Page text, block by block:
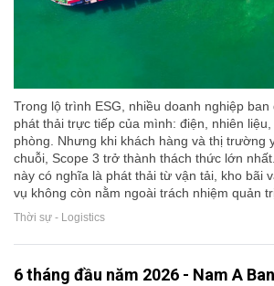
Trong lộ trình ESG, nhiều doanh nghiệp
phát thải trực tiếp của mình: điện, nhiên liệu,
phòng. Nhưng khi khách hàng và thị trường
chuỗi, Scope 3 trở thành thách thức lớn
này có nghĩa là phát thải từ vận tải, kho bãi
vụ không còn nằm ngoài trách nhiệm quản
Thời sự - Logistics
6 tháng đầu năm 2026 - Nam A